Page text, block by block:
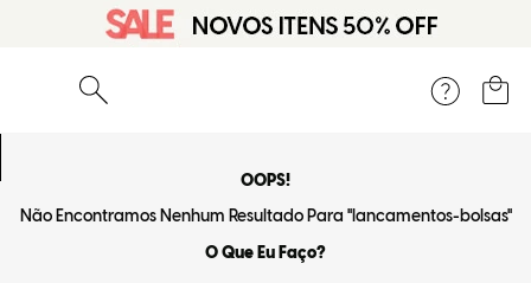
O que você está procurando?
OOPS!
Não Encontramos Nenhum Resultado Para "lancamentos-bolsas"
O Que Eu Faço?